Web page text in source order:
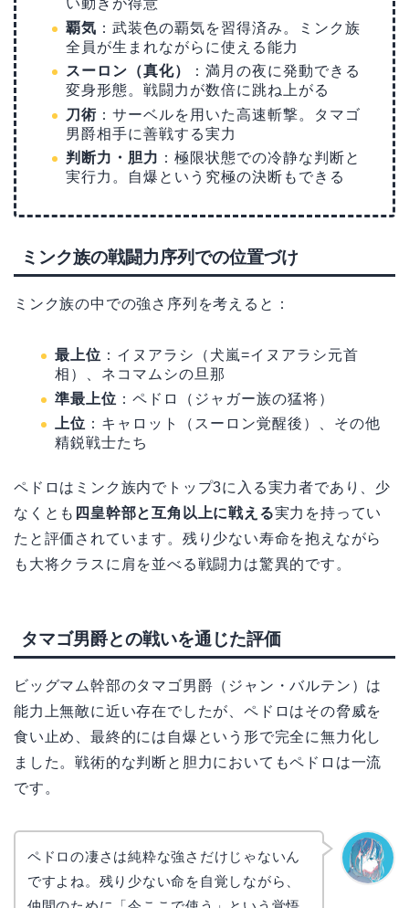
い動きが得意
覇気 ：武装色の覇気を習得済み。ミンク族
全員が生まれながらに使える能力
スーロン（真化）
：満月の夜に発動できる
変身形態。戦闘力が数倍に跳ね上がる
刀術 ：サーベルを用いた高速斬撃。タマゴ
男爵相手に善戦する実力
判断力・胆力 ：極限状態での冷静な判断と
実行力。自爆という究極の決断もできる
ミンク族の戦闘力序列での位置づけ
ミンク族の中での強さ序列を考えると：
最上位 ：イヌアラシ（犬嵐=イヌアラシ元首
相）、ネコマムシの旦那
準最上位 ：ペドロ（ジャガー族の猛将）
上位 ：キャロット（スーロン覚醒後）、その他
精鋭戦士たち
ペドロはミンク族内でトップ3に入る実力者であり、少
なくとも 四皇幹部と互角以上に戦える実力を持ってい
たと評価されています。残り少ない寿命を抱えながら
も大将クラスに肩を並べる戦闘力は驚異的です。
タマゴ男爵との戦いを通じた評価
ビッグマム幹部のタマゴ男爵（ジャン・バルテン）は
能力上無敵に近い存在でしたが、ペドロはその脅威を
食い止め、最終的には自爆という形で完全に無力化し
ました。戦術的な判断と胆力においてもペドロは一流
です。
ペドロの凄さは純粋な強さだけじゃないん
ですよね。残り少ない命を自覚しながら、